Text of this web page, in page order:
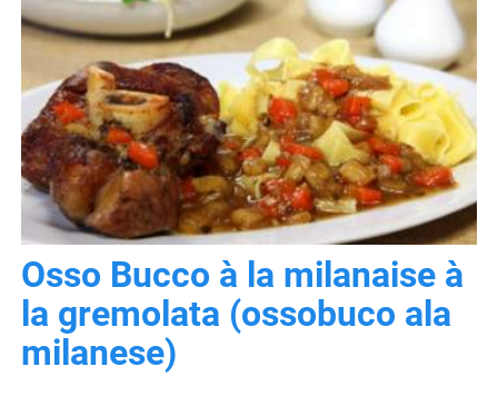
Osso Bucco à la milanaise à
la gremolata (ossobuco ala
milanese)